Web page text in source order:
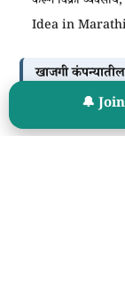
🔔
Idea in
खाजगी